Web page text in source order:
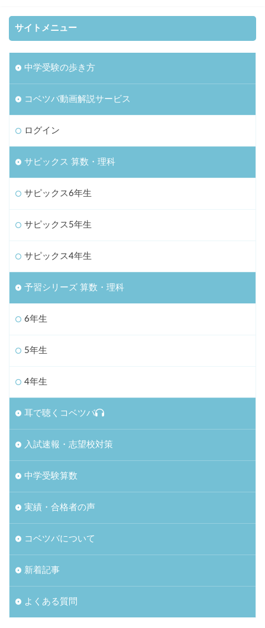
サイトメニュー
中学受験の歩き方
コベツバ動画解説サービス
ログイン
サピックス 算数・理科
サピックス6年生
サピックス5年生
サピックス4年生
予習シリーズ 算数・理科
6年生
5年生
4年生
耳で聴くコベツバ
入試速報・志望校対策
中学受験算数
実績・合格者の声
コベツバについて
新着記事
よくある質問